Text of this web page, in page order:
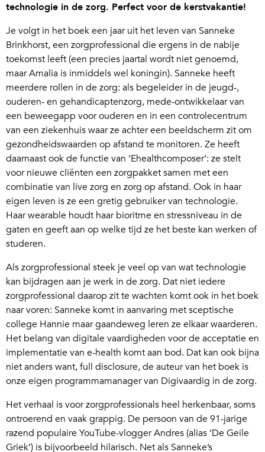
technologie in de zorg. Perfect voor de kerstvakantie!
Je volgt in het boek een jaar uit het leven van Sanneke
Brinkhorst, een zorgprofessional die ergens in de nabije
toekomst leeft (een precies jaartal wordt niet genoemd,
maar Amalia is inmiddels wel koningin). Sanneke heeft
meerdere rollen in de zorg: als begeleider in de jeugd-,
ouderen- en gehandicaptenzorg, mede-ontwikkelaar van
een beweegapp voor ouderen en in een controlecentrum
van een ziekenhuis waar ze achter een beeldscherm zit om
gezondheidswaarden op afstand te monitoren. Ze heeft
daarnaast ook de functie van ‘Ehealthcomposer’: ze stelt
voor nieuwe cliënten een zorgpakket samen met een
combinatie van live zorg en zorg op afstand. Ook in haar
eigen leven is ze een gretig gebruiker van technologie.
Haar wearable houdt haar bioritme en stressniveau in de
gaten en geeft aan op welke tijd ze het beste kan werken of
studeren.
Als zorgprofessional steek je veel op van wat technologie
kan bijdragen aan je werk in de zorg. Dat niet iedere
zorgprofessional daarop zit te wachten komt ook in het boek
naar voren: Sanneke komt in aanvaring met sceptische
college Hannie maar gaandeweg leren ze elkaar waarderen.
Het belang van digitale vaardigheden voor de acceptatie en
implementatie van e-health komt aan bod. Dat kan ook bijna
niet anders want, full disclosure, de auteur van het boek is
onze eigen programmamanager van Digivaardig in de zorg.
Het verhaal is voor zorgprofessionals heel herkenbaar, soms
ontroerend en vaak grappig. De persoon van de 91-jarige
razend populaire YouTube-vlogger Andres (alias ‘De Geile
Griek’) is bijvoorbeeld hilarisch. Net als Sanneke’s